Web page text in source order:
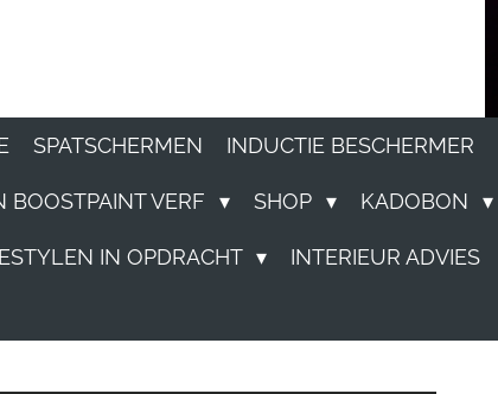
SPATSCHERMEN INDUCTIE BESCHERMER
BOOSTPAINT VERF SHOP KADOBON
IN OPDRACHT INTERIEUR ADVIES